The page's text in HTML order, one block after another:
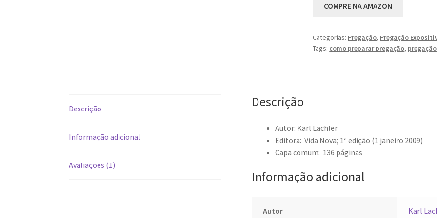
COMPRE NA AMAZON
Categorias: Pregação, Pregação
Tags: como preparar pregação, pregação
Descrição
Informação adicional
Avaliações (1)
Descrição
Autor: Karl Lachler
Editora: ‎Vida Nova; 1ª edição (1 janeiro 2009)
Capa comum: ‎ 136 páginas
Informação adicional
Autor Karl